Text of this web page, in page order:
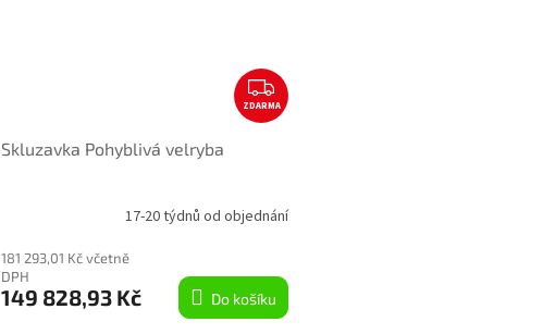
Z
D
A
ZDARMA
Skluzavka Pohyblivá velryba
17-20 týdnů od objednání
181 293,01 Kč včetně
DPH
149 828,93 Kč Do košíku